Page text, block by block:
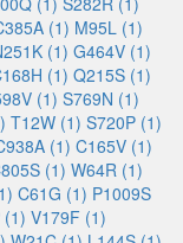
(1) M95L (1)
(1) G464V (1)
(1) Q215S (1)
(1) S769N (1)
T12W (1) S720P (1)
(1) C165V (1)
(1) W64R (1)
C61G (1) P1009S
(1) V179F (1)